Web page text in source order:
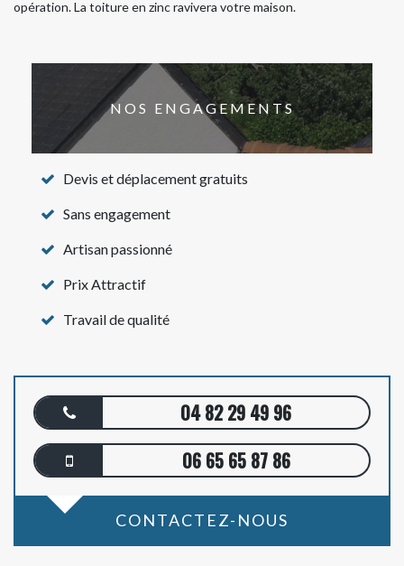
opération. La toiture en zinc ravivera votre maison.
NOS ENGAGEMENTS
Devis et déplacement gratuits
Sans engagement
Artisan passionné
Prix Attractif
Travail de qualité
04 82 29 49 96
06 65 65 87 86
CONTACTEZ-NOUS